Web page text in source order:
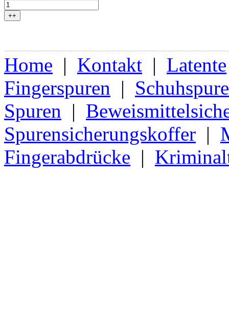
++
Home | Kontakt | Latente
Fingerspuren |
Spuren |
Spurensicherungskoffer |
Fingerabdrücke |